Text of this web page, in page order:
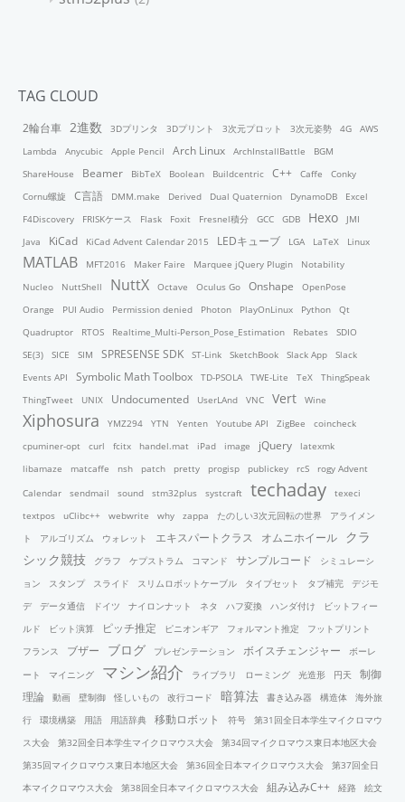
TAG CLOUD
2輪台車 2進数 3Dプリンタ 3Dプリント 3次元プロット 3次元姿勢 4G
AWS
Lambda
Anycubic Apple Pencil Arch Linux ArchInstallBattle
BGM
ShareHouse
Beamer BibTeX Boolean Buildcentric C++ Caffe
Conky
Cornu螺旋
C言語 DMM.make Derived Dual Quaternion DynamoDB
Excel
F4Discovery
FRISKケース Flask Foxit Fresnel積分 GCC GDB Hexo
JMI
Java
KiCad KiCad Advent Calendar 2015 LEDキューブ LGA LaTeX Linux
MATLAB MFT2016 Maker Faire Marquee jQuery Plugin
Notability
Nucleo
NuttShell NuttX Octave Oculus Go Onshape
OpenPose
Orange
PUI Audio Permission denied Photon PlayOnLinux Python
Qt
Quadruptor
RTOS Realtime_Multi-Person_Pose_Estimation Rebates
SDIO
SE(3)
SICE SIM SPRESENSE SDK ST-Link SketchBook Slack App
Slack
Events API
Symbolic Math Toolbox TD-PSOLA TWE-Lite TeX
ThingSpeak
ThingTweet
UNIX Undocumented UserLAnd VNC Vert Wine
Xiphosura YMZ294 YTN Yenten Youtube API ZigBee
coincheck
cpuminer-opt
curl fcitx handel.mat iPad image jQuery
latexmk
libamaze
matcaffe nsh patch pretty progisp publickey rcS
rogy Advent
Calendar
sendmail sound stm32plus systcraft techaday
texeci
textpos
uClibc++ webwrite why zappa たのしい3次元回転の世界
アライメン
ト
アルゴリズム ウォレット エキスパートクラス オムニホイール クラ
シック競技
グラフ ケプストラム コマンド サンプルコード
シミュレーシ
ョン
スタンプ スライド スリムロボットケーブル タイプセット タブ補完
デジモ
デ
データ通信 ドイツ ナイロンナット ネタ ハフ変換 ハンダ付け
ビットフィー
ルド
ビット演算 ピッチ推定 ピニオンギア フォルマント推定
フットプリント
フランス
ブザー ブログ プレゼンテーション ボイスチェンジャー
ボーレ
ート
マイニング マシン紹介 ライブラリ ローミング 光造形 円天
制御
理論
動画 壁制御 怪しいもの 改行コード 暗算法 書き込み器 構造体
海外旅
行
環境構築 用語 用語辞典 移動ロボット 符号
第31回全日本学生マイクロマウ
ス大会
第32回全日本学生マイクロマウス大会
第34回マイクロマウス東日本地区大会
第35回マイクロマウス東日本地区大会
第36回全日本マイクロマウス大会
第37回全日
本マイクロマウス大会
第38回全日本マイクロマウス大会 組み込みC++ 経路
絵文